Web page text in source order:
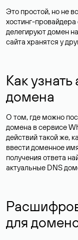
Это простой, но не
хостинг-
делегируют домен
сайта хранятся у
Как
домена
О том, где можно
домена в сервисе
действий такой же,
ввести доменное
получения ответа
актуальные DNS
для